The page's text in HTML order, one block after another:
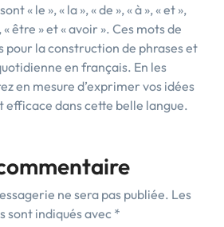
« le », « la », « de », « à », « et »,
« être » et « avoir ». Ces mots de
pour la construction de phrases et
en français. En les
en mesure d’exprimer vos idées
efficace dans cette belle langue.
ne sera pas publiée. Les
sont indiqués avec *